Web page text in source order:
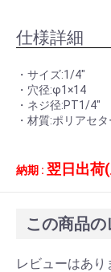
仕様詳細
・サイズ:1/4"
・穴径:φ1×14
・ネジ径:PT1/4"
・材質:ポリアセ
納期 : 翌日出荷
この商品
レビューはあり